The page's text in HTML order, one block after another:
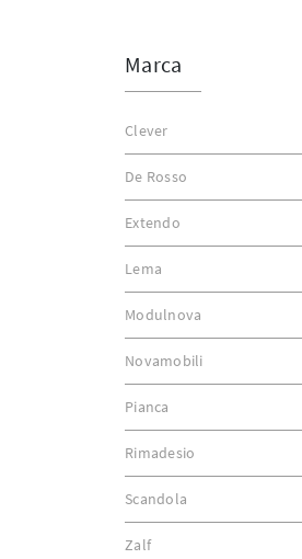
Marca
Clever
De Rosso
Extendo
Lema
Modulnova
Novamobili
Pianca
Rimadesio
Scandola
Zalf